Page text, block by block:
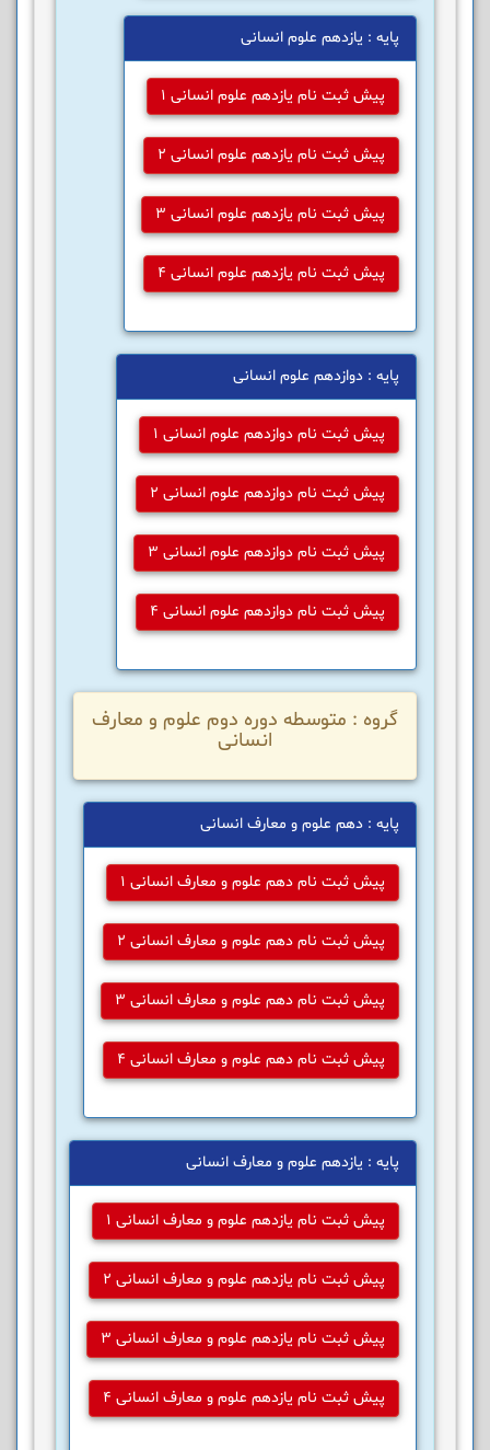
پایه : یازدهم علوم انسانی
پیش ثبت نام یازدهم علوم انسانی 1
پیش ثبت نام یازدهم علوم انسانی 2
پیش ثبت نام یازدهم علوم انسانی 3
پیش ثبت نام یازدهم علوم انسانی 4
پایه : دوازدهم علوم انسانی
پیش ثبت نام دوازدهم علوم انسانی 1
پیش ثبت نام دوازدهم علوم انسانی 2
پیش ثبت نام دوازدهم علوم انسانی 3
پیش ثبت نام دوازدهم علوم انسانی 4
گروه : متوسطه دوره دوم علوم و معارف
انسانی
پایه : دهم علوم و معارف انسانی
پیش ثبت نام دهم علوم و معارف انسانی 1
پیش ثبت نام دهم علوم و معارف انسانی 2
پیش ثبت نام دهم علوم و معارف انسانی 3
پیش ثبت نام دهم علوم و معارف انسانی 4
پایه : یازدهم علوم و معارف انسانی
پیش ثبت نام یازدهم علوم و معارف انسانی 1
پیش ثبت نام یازدهم علوم و معارف انسانی 2
پیش ثبت نام یازدهم علوم و معارف انسانی 3
پیش ثبت نام یازدهم علوم و معارف انسانی 4